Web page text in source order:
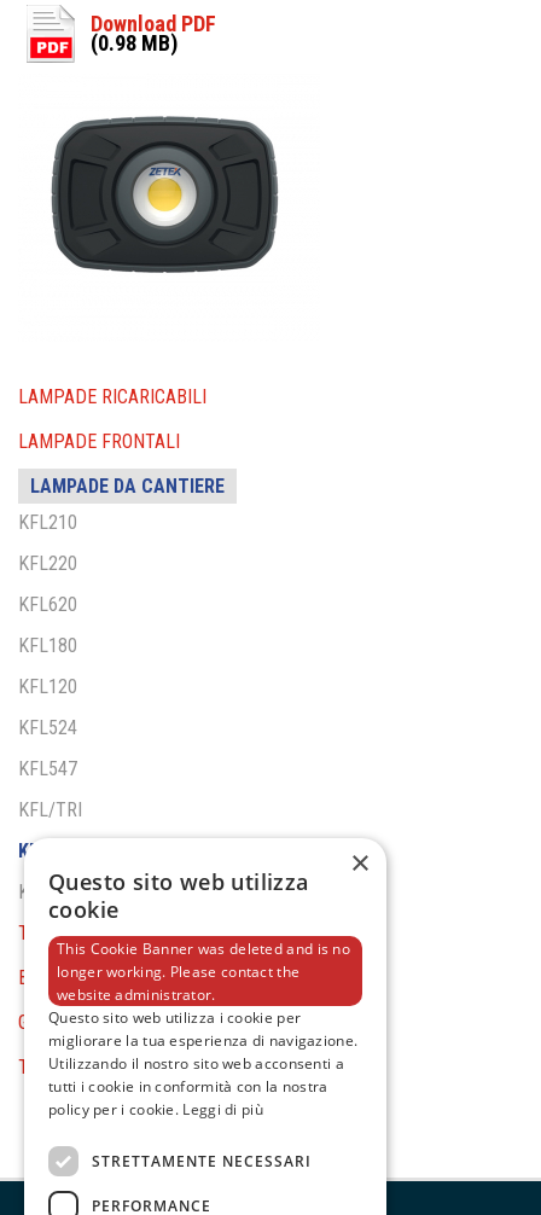
LAMPADE RICARICABILI
LAMPADE FRONTALI
LAMPADE DA CANTIERE
KFL210
KFL220
KFL620
KFL180
KFL120
KFL524
KFL547
KFL/TRI
KFL110
KFL110 UVC
TORCE
BATTERY TOOLS
GENERAL EQUIPMENT
TESTER E MULTIMETRI
Download PDF
(0.98 MB)
×
Questo sito web utilizza
cookie
This Cookie Banner was deleted and is no
longer working. Please contact the
website administrator.
Questo sito web utilizza i cookie per
migliorare la tua esperienza di navigazione.
Utilizzando il nostro sito web acconsenti a
tutti i cookie in conformità con la nostra
policy per i cookie. Leggi di più
STRETTAMENTE NECESSARI
PERFORMANCE